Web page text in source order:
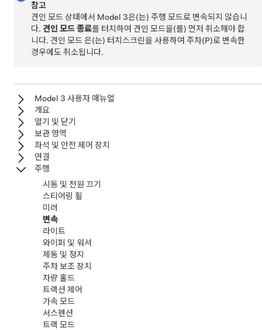
참고
견인 모드상태에서 Model 3은(는) 주행 모드로 변속되지 않습니
다. 견인 모드 종료를 터치하여 견인 모드을(를) 먼저 취소해야 합
니다. 견인 모드은(는) 터치스크린을 사용하여 주차(P)로 변속한
경우에도 취소됩니다.
Model 3 사용자 매뉴얼
개요
열기 및 닫기
보관 영역
좌석 및 안전 제어 장치
연결
주행
시동 및 전원 끄기
스티어링 휠
미러
변속
라이트
와이퍼 및 워셔
제동 및 정지
주차 보조 장치
차량 홀드
트랙션 제어
가속 모드
서스펜션
트랙 모드